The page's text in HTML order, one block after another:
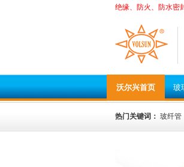
绝缘、防火、防水密
沃尔兴首页 玻
热门关键词： 玻纤管